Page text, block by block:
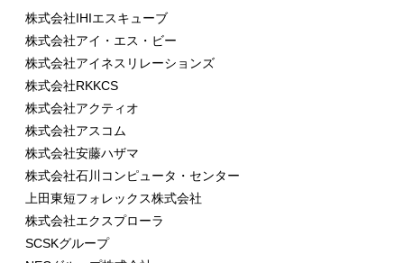
株式会社IHIエスキューブ
株式会社アイ・エス・ビー
株式会社アイネスリレーションズ
株式会社RKKCS
株式会社アクティオ
株式会社アスコム
株式会社安藤ハザマ
株式会社石川コンピュータ・センター
上田東短フォレックス株式会社
株式会社エクスプローラ
SCSKグループ